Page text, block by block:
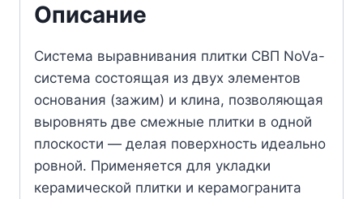
Описание
Система выравнивания плитки СВП NoVa-
cистема состоящая из двух элементов
основания (зажим) и клина, позволяющая
выровнять две смежные плитки в одной
плоскости — делая поверхность идеально
ровной. Применяется для укладки
керамической плитки и керамогранита